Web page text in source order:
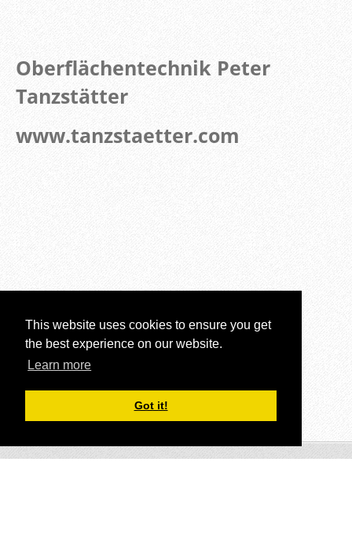
This website uses cookies to ensure you get
the best experience on our website.
Learn more
Got it!
Oberflächentechnik Peter
Tanzstätter
www.tanzstaetter.com